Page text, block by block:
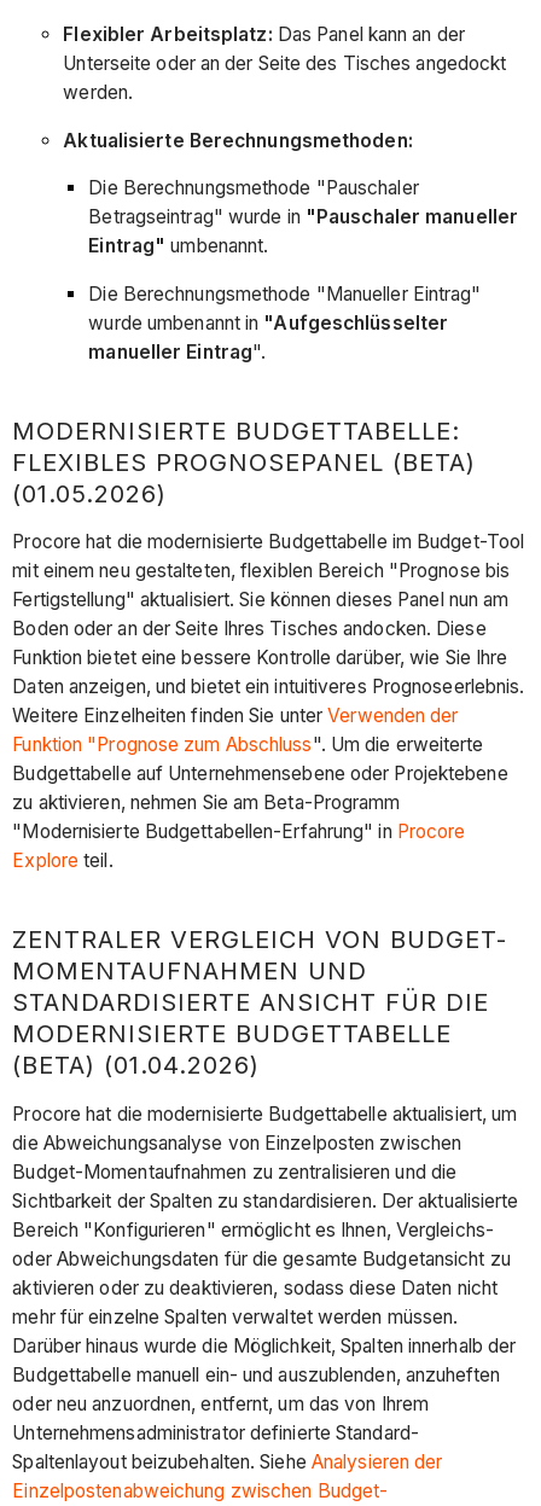
Flexibler Arbeitsplatz: Das Panel kann an der
Unterseite oder an der Seite des Tisches angedockt
werden.
Aktualisierte Berechnungsmethoden:
Die Berechnungsmethode "Pauschaler
Betragseintrag" wurde in "Pauschaler manueller
Eintrag" umbenannt.
Die Berechnungsmethode "Manueller Eintrag"
wurde umbenannt in "Aufgeschlüsselter
manueller Eintrag".
MODERNISIERTE BUDGETTABELLE:
FLEXIBLES PROGNOSEPANEL (BETA)
(01.05.2026)
Procore hat die modernisierte Budgettabelle im Budget-Tool
mit einem neu gestalteten, flexiblen Bereich "Prognose bis
Fertigstellung" aktualisiert. Sie können dieses Panel nun am
Boden oder an der Seite Ihres Tisches andocken. Diese
Funktion bietet eine bessere Kontrolle darüber, wie Sie Ihre
Daten anzeigen, und bietet ein intuitiveres Prognoseerlebnis.
Weitere Einzelheiten finden Sie unterVerwenden der
Funktion "Prognose zum Abschluss". Um die erweiterte
Budgettabelle auf Unternehmensebene oder Projektebene
zu aktivieren, nehmen Sie am Beta-Programm
"Modernisierte Budgettabellen-Erfahrung" in Procore
Explore teil.
ZENTRALER VERGLEICH VON BUDGET-
MOMENTAUFNAHMEN UND
STANDARDISIERTE ANSICHT FÜR DIE
MODERNISIERTE BUDGETTABELLE
(BETA) (01.04.2026)
Procore hat die modernisierte Budgettabelle aktualisiert, um
die Abweichungsanalyse von Einzelposten zwischen
Budget-Momentaufnahmen zu zentralisieren und die
Sichtbarkeit der Spalten zu standardisieren. Der aktualisierte
Bereich "Konfigurieren" ermöglicht es Ihnen, Vergleichs-
oder Abweichungsdaten für die gesamte Budgetansicht zu
aktivieren oder zu deaktivieren, sodass diese Daten nicht
mehr für einzelne Spalten verwaltet werden müssen.
Darüber hinaus wurde die Möglichkeit, Spalten innerhalb der
Budgettabelle manuell ein- und auszublenden, anzuheften
oder neu anzuordnen, entfernt, um das von Ihrem
Unternehmensadministrator definierte Standard-
Spaltenlayout beizubehalten. Siehe Analysieren der
Einzelpostenabweichung zwischen Budget-